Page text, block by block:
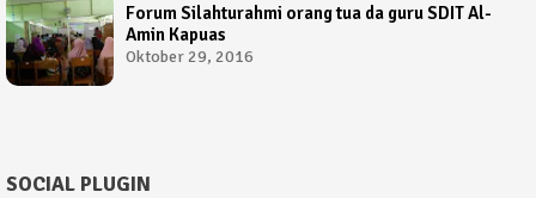
Forum Silahturahmi orang tua da guru SDIT Al-
Amin Kapuas
Oktober 29, 2016
SOCIAL PLUGIN